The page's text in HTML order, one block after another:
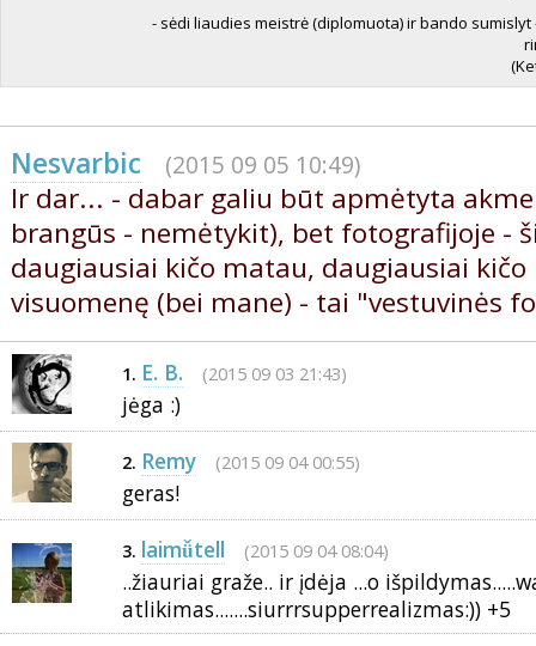
- sėdi liaudies meistrė (diplomuota) ir bando
Nesvarbic (2015 09 05 10:49)
Ir dar... - dabar galiu būt apmėtyta
brangūs - nemėtykit), bet fotografijoje -
daugiausiai kičo matau, daugiausiai
visuomenę (bei mane) - tai "vestuvinės
1. E. B. (2015 09 03 21:43)
jėga :)
2. Remy (2015 09 04 00:55)
geras!
3. laimǚtell (2015 09 04 08:04)
..žiauriai graže.. ir įdėja ...o
atlikimas.......siurrrsupperrealizmas:)) +5